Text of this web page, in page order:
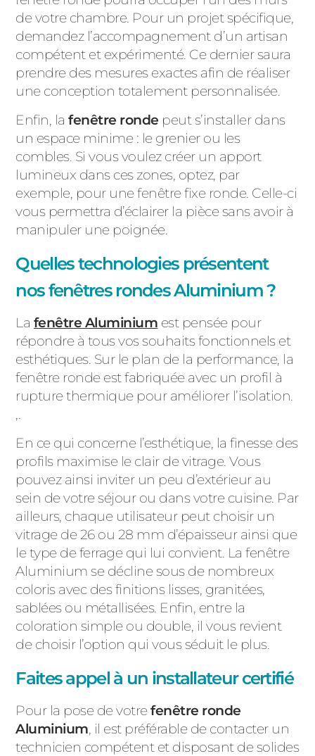
de votre chambre. Pour un projet spécifique,
demandez l’accompagnement d’un artisan
compétent et expérimenté. Ce dernier saura
prendre des mesures exactes afin de réaliser
une conception totalement personnalisée.
Enfin, lafenêtre ronde peut s’installer dans
un espace minime : le grenier ou les
combles. Si vous voulez créer un apport
lumineux dans ces zones, optez, par
exemple, pour une fenêtre fixe ronde. Celle-ci
vous permettra d’éclairer la pièce sans avoir à
manipuler une poignée.
Quelles technologies présentent
nos fenêtres rondes Aluminium ?
La fenêtre Aluminium est pensée pour
répondre à tous vos souhaits fonctionnels et
esthétiques. Sur le plan de la performance, la
fenêtre ronde est fabriquée avec un profil à
rupture thermique pour améliorer l’isolation.
,.
En ce qui concerne l’esthétique, la finesse des
profils maximise le clair de vitrage. Vous
pouvez ainsi inviter un peu d’extérieur au
sein de votre séjour ou dans votre cuisine. Par
ailleurs, chaque utilisateur peut choisir un
vitrage de 26 ou 28 mm d’épaisseur ainsi que
le type de ferrage qui lui convient. La fenêtre
Aluminium se décline sous de nombreux
coloris avec des finitions lisses, granitées,
sablées ou métallisées. Enfin, entre la
coloration simple ou double, il vous revient
de choisir l’option qui vous séduit le plus.
Faites appel à un installateur certifié
Pour la pose de votrefenêtre ronde
Aluminium, il est préférable de contacter un
technicien compétent et disposant de solides